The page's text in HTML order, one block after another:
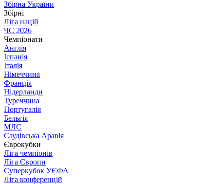
Збірна України
Збірні
Ліга націй
ЧС 2026
Чемпіонати
Англія
Іспанія
Італія
Німеччина
Франція
Нідерланди
Туреччина
Португалія
Бельгія
МЛС
Саудівська Аравія
Єврокубки
Ліга чемпіонів
Ліга Європи
Суперкубок УЄФА
Ліга конференцій